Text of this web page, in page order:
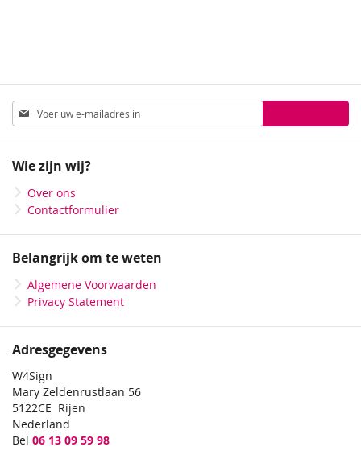
Abonneer
u
op
nieuwsbrief
Wie zijn wij?
Over ons
Contactformulier
Belangrijk om te weten
Algemene Voorwaarden
Privacy Statement
Adresgegevens
W4Sign
Mary Zeldenrustlaan 56
5122CE Rijen
Nederland
Bel 06 13 09 59 98